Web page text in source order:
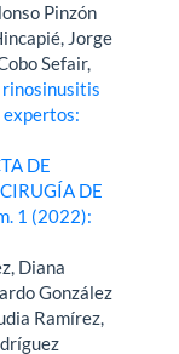
Pinzón
Jorge
Sefair,
expertos:
DE
DE
1 (2022):
Diana
González
Ramírez,